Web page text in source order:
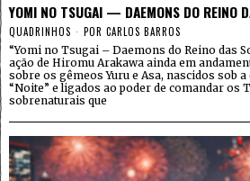
YOMI NO TSUGAI — DAEMONS DO REINO
QUADRINHOS POR CARLOS BARROS
“Yomi no Tsugai – Daemons do Reino das
ação de Hiromu Arakawa ainda em
sobre os gêmeos Yuru e Asa, nascidos sob
“Noite” e ligados ao poder de comandar os
sobrenaturais que